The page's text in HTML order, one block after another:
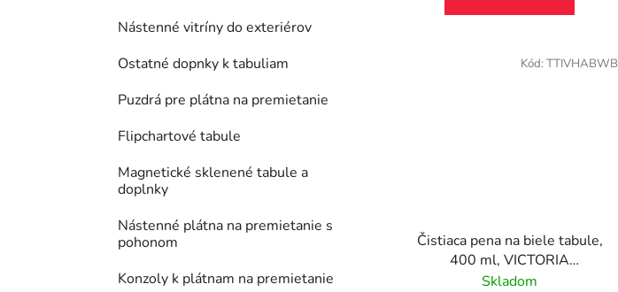
Nástenné vitríny do exteriérov
Ostatné dopnky k tabuliam
Puzdrá pre plátna na premietanie
Flipchartové tabule
Magnetické sklenené tabule a
doplnky
Nástenné plátna na premietanie s
pohonom
Konzoly k plátnam na premietanie
Čistiaca pena na biele tabule,
400 ml, VICTORIA
TECHNOLOGY
Skladom
Kód: TTIVHABWB